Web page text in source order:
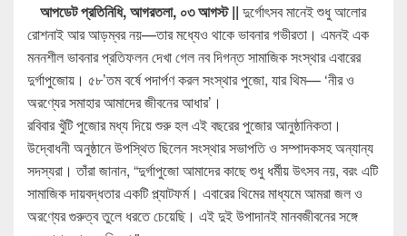
আপডেট প্রতিনিধি, আগরতলা, ০৩ আগস্ট || দুর্গোৎসব মানেই শুধু আলোর
রোশনাই আর আড়ম্বর নয়—তার মধ্যেও থাকে ভাবনার গভীরতা। এমনই এক
মননশীল ভাবনার প্রতিফলন দেখা গেল নব দিগন্ত সামাজিক সংস্থার এবারের
দুর্গাপুজোয়। ৫৮’তম বর্ষে পদার্পণ করল সংস্থার পুজো, যার থিম— ‘নীর ও
অরণ্যের সমাহার আমাদের জীবনের আধার’।
রবিবার খুঁটি পুজোর মধ্য দিয়ে শুরু হল এই বছরের পুজোর আনুষ্ঠানিকতা।
উদ্বোধনী অনুষ্ঠানে উপস্থিত ছিলেন সংস্থার সভাপতি ও সম্পাদকসহ অন্যান্য
সদস্যরা। তাঁরা জানান, “দুর্গাপুজো আমাদের কাছে শুধু ধর্মীয় উৎসব নয়, বরং এটি
সামাজিক দায়বদ্ধতার একটি প্ল্যাটফর্ম। এবারের থিমের মাধ্যমে আমরা জল ও
অরণ্যের গুরুত্ব তুলে ধরতে চেয়েছি। এই দুই উপাদানই মানবজীবনের সঙ্গে